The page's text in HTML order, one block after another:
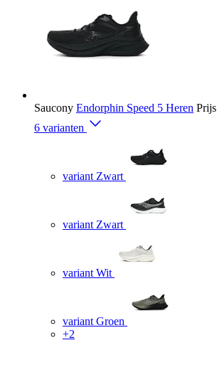
Saucony Endorphin Speed 5 Heren Prijs
6 varianten
variant Zwart
variant Zwart
variant Wit
variant Groen
+2